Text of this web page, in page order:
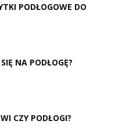
PODŁOGOWE DO
NA PODŁOGĘ?
CZY PODŁOGI?